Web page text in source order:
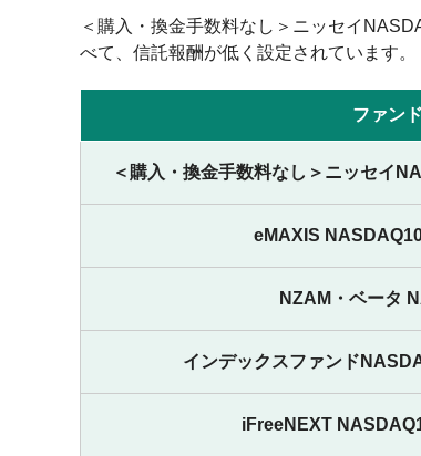
＜購入・換金手数料なし＞ニッセイ
べて、信託報酬が低く設定されています。
ファン
＜購入・換金手数料なし＞ニッセイ
eMAXIS
NZAM・ベータ
インデックスファンド
iFreeNEXT